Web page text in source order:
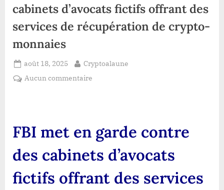
cabinets d’avocats fictifs offrant des
services de récupération de crypto-
monnaies
Posted
on
août 18, 2025 By
Cryptoalaune
Aucun commentaire
contre
cabinets
d’avocats
fictifs
FBI met en garde contre
des cabinets d’avocats
fictifs offrant des services